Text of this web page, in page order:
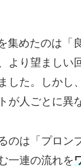
集めたのは「
より望まし
した。しかし
が人ごとに異
のは「プロン
一連の流れを